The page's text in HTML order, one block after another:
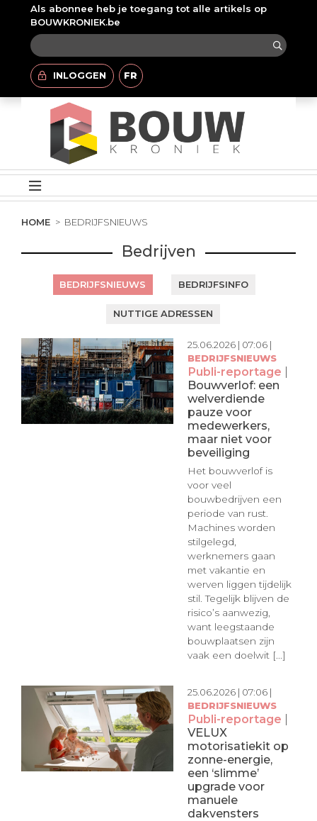
Als abonnee heb je toegang tot alle artikels op
BOUWKRONIEK.be
INLOGGEN FR
HOME BEDRIJFSNIEUWS
Bedrijven
BEDRIJFSNIEUWS BEDRIJFSINFO
NUTTIGE ADRESSEN
25.06.2026 | 07:06 |
BEDRIJFSNIEUWS
Publi-reportage |
Bouwverlof: een
welverdiende
pauze voor
medewerkers,
maar niet voor
beveiliging
Het bouwverlof is
voor veel
bouwbedrijven een
periode van rust.
Machines worden
stilgelegd,
werknemers gaan
met vakantie en
werven liggen tijdelijk
stil. Tegelijk blijven de
risico’s aanwezig,
want leegstaande
bouwplaatsen zijn
vaak een doelwit [...]
25.06.2026 | 07:06 |
BEDRIJFSNIEUWS
Publi-reportage |
VELUX
motorisatiekit op
zonne-energie,
een ‘slimme’
upgrade voor
manuele
dakvensters